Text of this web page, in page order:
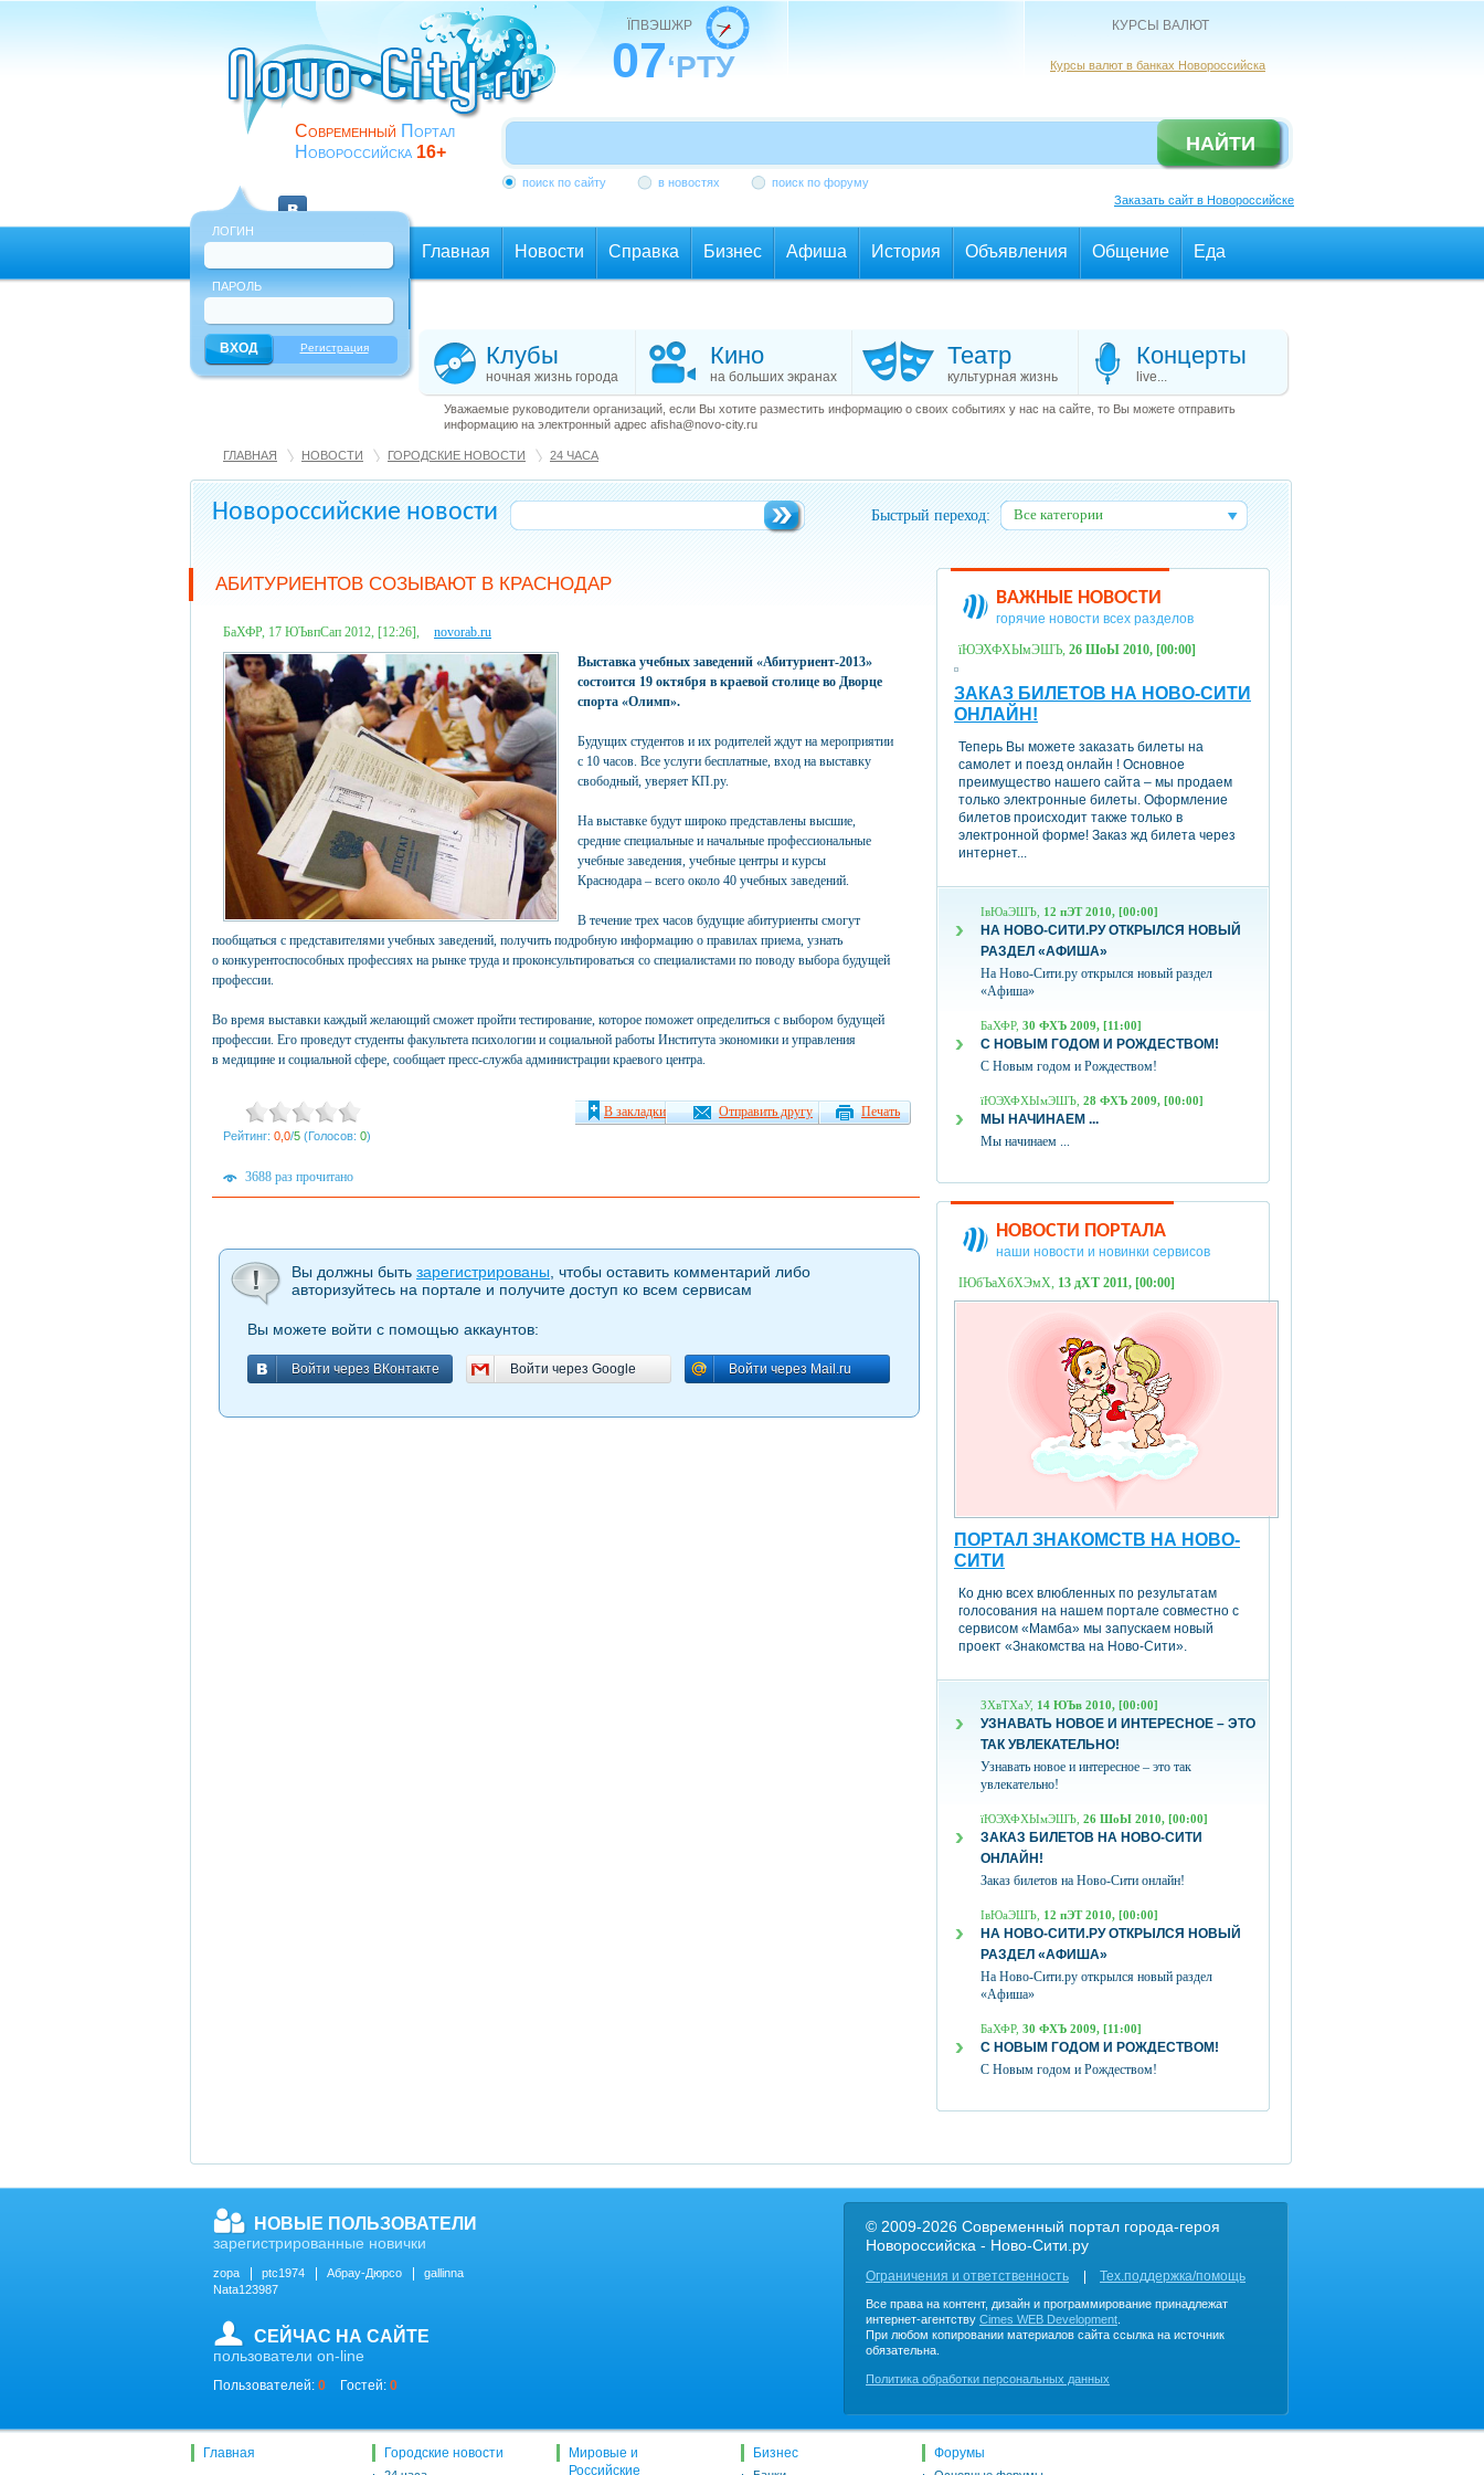
Современный Портал
Новороссийска 16+
ЇПВЭШЖР
07‘РТУ
КУРСЫ ВАЛЮТ
Курсы валют в банках Новороссийска
поиск по сайту в новостях
поиск по форуму
Заказать сайт в Новороссийске
ЛОГИН
ПАРОЛЬ
Регистрация
Главная Новости Справка Бизнес Афиша История Объявления Общение Еда
Клубы
ночная жизнь города
Кино
на больших экранах
Театр
культурная жизнь
Концерты
live...
Уважаемые руководители организаций, если Вы хотите разместить информацию о своих событиях у нас на сайте, то Вы можете отправить
информацию на электронный адрес afisha@novo-city.ru
ГЛАВНАЯ НОВОСТИ ГОРОДСКИЕ НОВОСТИ 24 ЧАСА
Новороссийские новости Быстрый переход: Все категории
АБИТУРИЕНТОВ СОЗЫВАЮТ В КРАСНОДАР
БаХФР, 17 ЮЪвпСап 2012, [12:26],
novorab.ru
Выставка учебных заведений «Абитуриент-2013»
состоится 19 октября в краевой столице во Дворце
спорта «Олимп».
Будущих студентов и их родителей ждут на мероприятии
с 10 часов. Все услуги бесплатные, вход на выставку
свободный, уверяет КП.ру.
На выставке будут широко представлены высшие,
средние специальные и начальные профессиональные
учебные заведения, учебные центры и курсы
Краснодара – всего около 40 учебных заведений.
В течение трех часов будущие абитуриенты смогут
пообщаться с представителями учебных заведений, получить подробную информацию о правилах приема, узнать
о конкурентоспособных профессиях на рынке труда и проконсультироваться со специалистами по поводу выбора будущей
профессии.
Во время выставки каждый желающий сможет пройти тестирование, которое поможет определиться с выбором будущей
профессии. Его проведут студенты факультета психологии и социальной работы Института экономики и управления
в медицине и социальной сфере, сообщает пресс-служба администрации краевого центра.
Рейтинг: 0,0/5 (Голосов: 0)
В закладки Отправить другу Печать
3688 раз прочитано
Вы должны быть зарегистрированы , чтобы оставить комментарий либо
авторизуйтесь на портале и получите доступ ко всем сервисам
Вы можете войти с помощью аккаунтов:
Войти через ВКонтакте
Войти через ВКонтакте Войти через Google
Войти через Google Войти через Mail.ru
Войти через Mail.ru
ВАЖНЫЕ НОВОСТИ
горячие новости всех разделов
їЮЭХФХЫмЭШЪ, 26 ШоЫ 2010, [00:00]
ЗАКАЗ БИЛЕТОВ НА НОВО-СИТИ
ОНЛАЙН!
Теперь Вы можете заказать билеты на
самолет и поезд онлайн ! Основное
преимущество нашего сайта – мы продаем
только электронные билеты. Оформление
билетов происходит также только в
электронной форме! Заказ жд билета через
интернет...
ІвЮаЭШЪ, 12 пЭТ 2010, [00:00]
НА НОВО-СИТИ.РУ ОТКРЫЛСЯ НОВЫЙ
РАЗДЕЛ «АФИША»
На Ново-Сити.ру открылся новый раздел
«Афиша»
БаХФР, 30 ФХЪ 2009, [11:00]
С НОВЫМ ГОДОМ И РОЖДЕСТВОМ!
С Новым годом и Рождеством!
їЮЭХФХЫмЭШЪ, 28 ФХЪ 2009, [00:00]
МЫ НАЧИНАЕМ ...
Мы начинаем ...
НОВОСТИ ПОРТАЛА
наши новости и новинки сервисов
ІЮбЪаХбХЭмХ, 13 дХТ 2011, [00:00]
ПОРТАЛ ЗНАКОМСТВ НА НОВО-
СИТИ
Ко дню всех влюбленных по результатам
голосования на нашем портале совместно с
сервисом «Мамба» мы запускаем новый
проект «Знакомства на Ново-Сити».
ЗХвТХаУ, 14 ЮЪв 2010, [00:00]
УЗНАВАТЬ НОВОЕ И ИНТЕРЕСНОЕ – ЭТО
ТАК УВЛЕКАТЕЛЬНО!
Узнавать новое и интересное – это так
увлекательно!
їЮЭХФХЫмЭШЪ, 26 ШоЫ 2010, [00:00]
ЗАКАЗ БИЛЕТОВ НА НОВО-СИТИ
ОНЛАЙН!
Заказ билетов на Ново-Сити онлайн!
ІвЮаЭШЪ, 12 пЭТ 2010, [00:00]
НА НОВО-СИТИ.РУ ОТКРЫЛСЯ НОВЫЙ
РАЗДЕЛ «АФИША»
На Ново-Сити.ру открылся новый раздел
«Афиша»
БаХФР, 30 ФХЪ 2009, [11:00]
С НОВЫМ ГОДОМ И РОЖДЕСТВОМ!
С Новым годом и Рождеством!
© 2009-2026 Современный портал города-героя
Новороссийска - Ново-Сити.ру
Ограничения и ответственность Тех.поддержка/помощь
Все права на контент, дизайн и программирование принадлежат
интернет-агентству Cimes WEB Development
При любом копировании материалов сайта ссылка на источник
обязательна.
Политика обработки персональных данных
НОВЫЕ ПОЛЬЗОВАТЕЛИ
зарегистрированные новички
zopa ptc1974 Абрау-Дюрсо
gallinna
Nata123987
СЕЙЧАС НА САЙТЕ
пользователи on-line
Пользователей: 0 Гостей: 0
Главная Городские новости
Мировые и
Российские
Бизнес Форумы